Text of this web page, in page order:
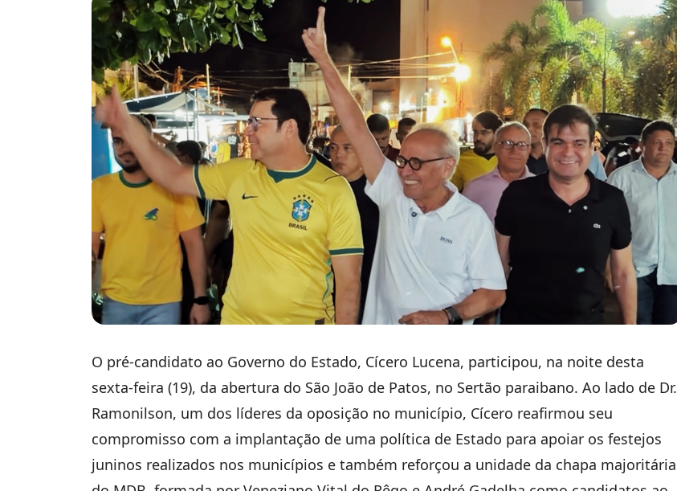
O pré-candidato ao Governo do Estado, Cícero Lucena, participou, na noite desta
sexta-feira (19), da abertura do São João de Patos, no Sertão paraibano. Ao lado de Dr.
Ramonilson, um dos líderes da oposição no município, Cícero reafirmou seu
compromisso com a implantação de uma política de Estado para apoiar os festejos
juninos realizados nos municípios e também reforçou a unidade da chapa majoritária